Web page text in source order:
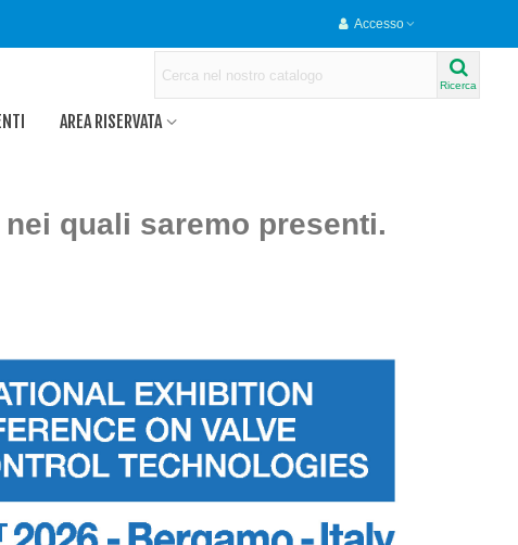
Accesso
Ricerca
AREA RISERVATA
quali saremo presenti.